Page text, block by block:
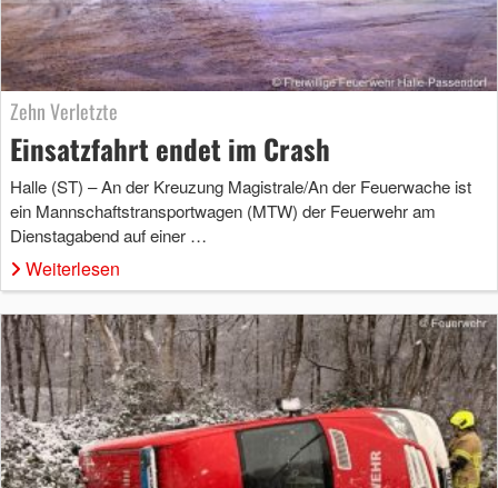
Zehn Verletzte
Einsatzfahrt endet im Crash
Halle (ST) – An der Kreuzung Magistrale/An der Feuerwache ist
ein Mannschaftstransportwagen (MTW) der Feuerwehr am
Dienstagabend auf einer …
Weiterlesen